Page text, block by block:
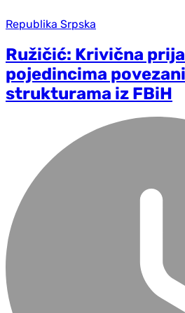
Republika Srpska
Ružičić: Krivična
pojedincima
strukturama iz FBiH